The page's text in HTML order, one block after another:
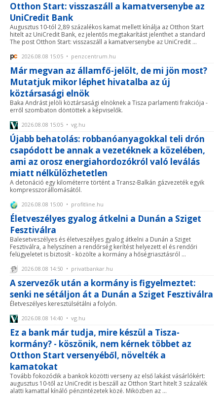
Otthon Start: visszaszáll a kamatversenybe az
UniCredit Bank
Augusztus 10-tól 2,89 százalékos kamat mellett kínálja az Otthon Start
hitelt az UniCredit Bank, ez jelentős megtakarítást jelenthet a standard
The post Otthon Start: visszaszáll a kamatversenybe az UniCredit ...
2026.08.08 15:05 • penzcentrum.hu
Már megvan az államfő-jelölt, de mi jön most?
Mutatjuk mikor léphet hivatalba az új
köztársasági elnök
Baka Andrást jelöli köztársasági elnöknek a Tisza parlamenti frakciója -
erről szombaton döntöttek a képviselők.
2026.08.08 15:05 • vg.hu
Újabb behatolás: robbanóanyagokkal teli drón
csapódott be annak a vezetéknek a közelében,
ami az orosz energiahordozókról való leválás
miatt nélkülözhetetlen
A detonáció egy kilométerre történt a Transz-Balkán gázvezeték egyik
kompresszorállomásától.
2026.08.08 15:00 • profitline.hu
Életveszélyes gyalog átkelni a Dunán a Sziget
Fesztiválra
Balesetveszélyes és életveszélyes gyalog átkelni a Dunán a Sziget
Fesztiválra, a helyszínen a rendőrség kerítést helyezett el és rendőri
felügyeletet is biztosít - közölte a kormány a hőségriasztásról ...
2026.08.08 14:50 • privatbankar.hu
A szervezők után a kormány is figyelmeztet:
senki ne sétáljon át a Dunán a Sziget Fesztiválra
Életveszélyes keresztülsétálni a folyón.
2026.08.08 14:40 • vg.hu
Ez a bank már tudja, mire készül a Tisza-
kormány? - köszönik, nem kérnek többet az
Otthon Start versenyéből, növelték a
kamatokat
Tovább fokozódik a bankok közötti verseny az első lakást vásárlókért:
augusztus 10-től az UniCredit is beszáll az Otthon Start hitelt 3 százalék
alatti kamattal kínáló pénzintézetek közé. Miközben az ...